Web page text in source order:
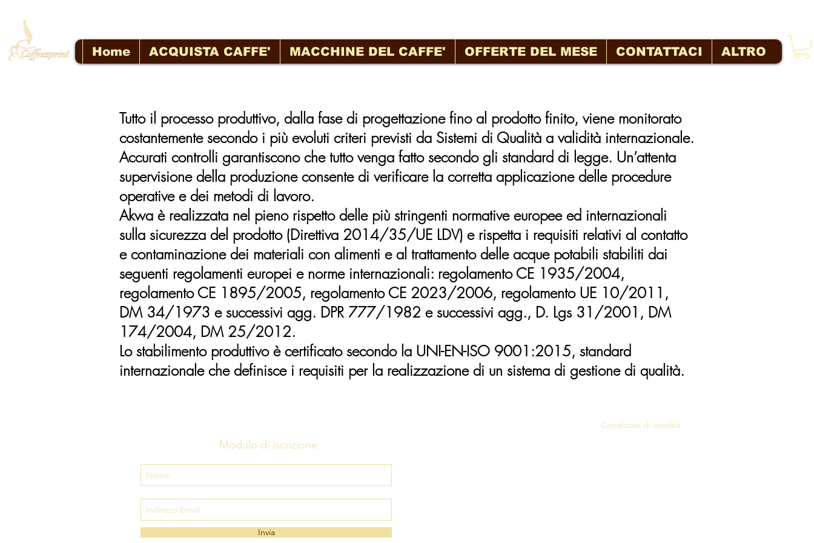
Home ACQUISTA CAFFE' MACCHINE DEL CAFFE' OFFERTE DEL MESE CONTATTACI ALTRO
Tutto il processo produttivo, dalla fase di progettazione fino al prodotto finito, viene monitorato
costantemente secondo i più evoluti criteri previsti da Sistemi di Qualità a validità internazionale.
Accurati controlli garantiscono che tutto venga fatto secondo gli standard di legge. Un’attenta
supervisione della produzione consente di verificare la corretta applicazione delle procedure
operative e dei metodi di lavoro.
Akwa è realizzata nel pieno rispetto delle più stringenti normative europee ed internazionali
sulla sicurezza del prodotto (Direttiva 2014/35/UE LDV) e rispetta i requisiti relativi al contatto
e contaminazione dei materiali con alimenti e al trattamento delle acque potabili stabiliti dai
seguenti regolamenti europei e norme internazionali: regolamento CE 1935/2004,
regolamento CE 1895/2005, regolamento CE 2023/2006, regolamento UE 10/2011,
DM 34/1973 e successivi agg. DPR 777/1982 e successivi agg., D. Lgs 31/2001, DM
174/2004, DM 25/2012.
Lo stabilimento produttivo è certificato secondo la UNI-EN-ISO 9001:2015, standard
internazionale che definisce i requisiti per la realizzazione di un sistema di gestione di qualità.
Modulo di iscrizione
Invia
Condizioni di vendita